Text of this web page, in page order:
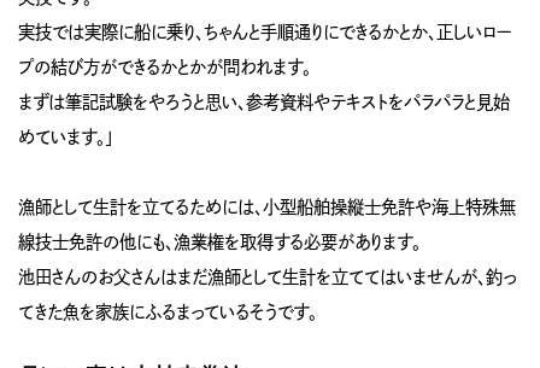
実技では実際に船に乗り、ちゃんと手順通りにできるかとか、正しいロー
プの結び方ができるかとかが問われます。
まずは筆記試験をやろうと思い、参考資料やテキストをパラパラと見始
めています。」
漁師として生計を立てるためには、小型船舶操縦士免許や海上特殊無
線技士免許の他にも、漁業権を取得する必要があります。
池田さんのお父さんはまだ漁師として生計を立ててはいませんが、釣っ
てきた魚を家族にふるまっているそうです。